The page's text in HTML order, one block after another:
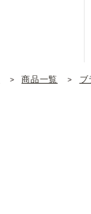
商品一覧 ブ